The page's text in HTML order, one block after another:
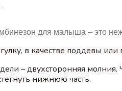
для малыша – это
в качестве поддевы
– двухсторонняя
нижнюю часть.